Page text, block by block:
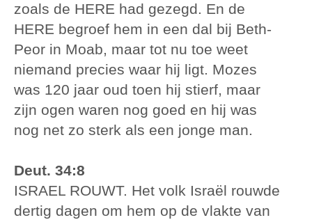
zoals de HERE had gezegd. En de
HERE begroef hem in een dal bij Beth-
Peor in Moab, maar tot nu toe weet
niemand precies waar hij ligt. Mozes
was 120 jaar oud toen hij stierf, maar
zijn ogen waren nog goed en hij was
nog net zo sterk als een jonge man.
Deut. 34:8
ISRAEL ROUWT. Het volk Israël rouwde
dertig dagen om hem op de vlakte van